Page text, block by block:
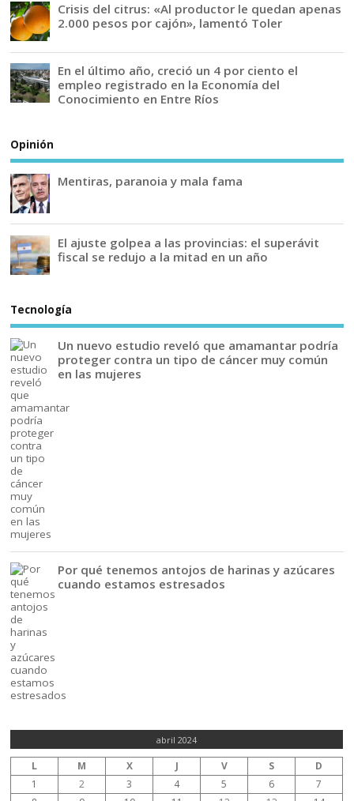
Crisis del citrus: «Al productor le quedan apenas
2.000 pesos por cajón», lamentó Toler
En el último año, creció un 4 por ciento el
empleo registrado en la Economía del
Conocimiento en Entre Ríos
Opinión
Mentiras, paranoia y mala fama
El ajuste golpea a las provincias: el superávit
fiscal se redujo a la mitad en un año
Tecnología
Un nuevo estudio reveló que amamantar podría
proteger contra un tipo de cáncer muy común
en las mujeres
Por qué tenemos antojos de harinas y azúcares
cuando estamos estresados
abril 2024
L M X J V S
D
1
2 3 4 5 6
7